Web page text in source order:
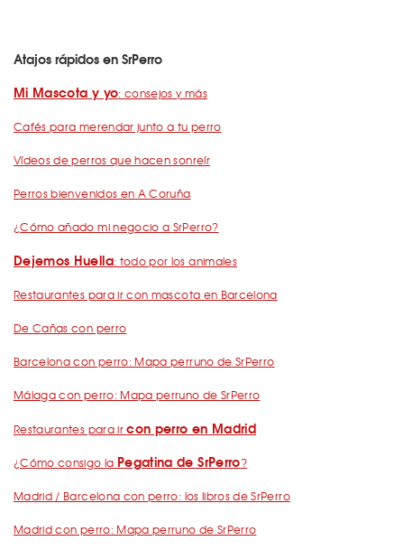
Atajos rápidos en SrPerro
Mi Mascota y yo: consejos y más
Cafés para merendar junto a tu perro
Vídeos de perros que hacen sonreír
Perros bienvenidos en A Coruña
¿Cómo añado mi negocio a SrPerro?
Dejemos Huella: todo por los animales
Restaurantes para ir con mascota en Barcelona
De Cañas con perro
Barcelona con perro: Mapa perruno de SrPerro
Málaga con perro: Mapa perruno de SrPerro
Restaurantes para ircon perro en Madrid
¿Cómo consigo la Pegatina de SrPerro?
Madrid / Barcelona con perro: los libros de SrPerro
Madrid con perro: Mapa perruno de SrPerro